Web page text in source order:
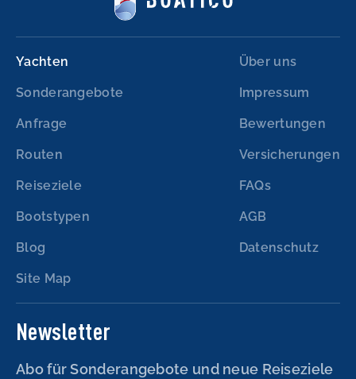
Yachten
Sonderangebote
Anfrage
Routen
Reiseziele
Bootstypen
Blog
Site Map
Über uns
Impressum
Bewertungen
Versicherungen
FAQs
AGB
Datenschutz
Newsletter
Abo für Sonderangebote und neue Reiseziele